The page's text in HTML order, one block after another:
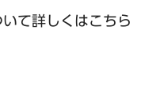
て詳しくはこちら